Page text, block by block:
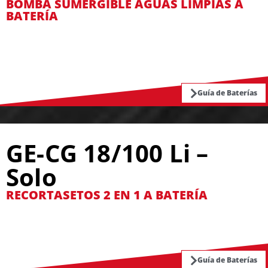
BOMBA SUMERGIBLE AGUAS LIMPIAS A
BATERÍA
Guía de Baterías
GE-CG 18/100 Li –
Solo
RECORTASETOS 2 EN 1 A BATERÍA
Guía de Baterías